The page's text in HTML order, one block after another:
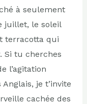
à seulement
juillet, le soleil
terracotta qui
Si tu cherches
l’agitation
je t’invite
cachée des